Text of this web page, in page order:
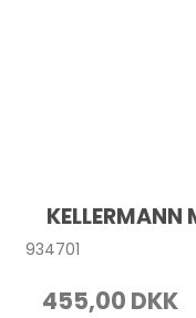
934701
455,00 DKK